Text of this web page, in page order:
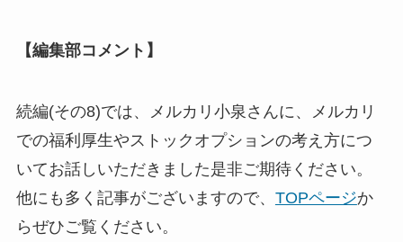
【編集部コメント】
続編(その8)では、メルカリ小泉さんに、メルカリ
での福利厚生やストックオプションの考え方につ
いてお話しいただきました是非ご期待ください。
他にも多く記事がございますので、 TOPページか
らぜひご覧ください。